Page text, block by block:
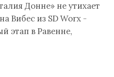
Донне» не утихает
Вибес из SD Worx -
этап в Равенне,